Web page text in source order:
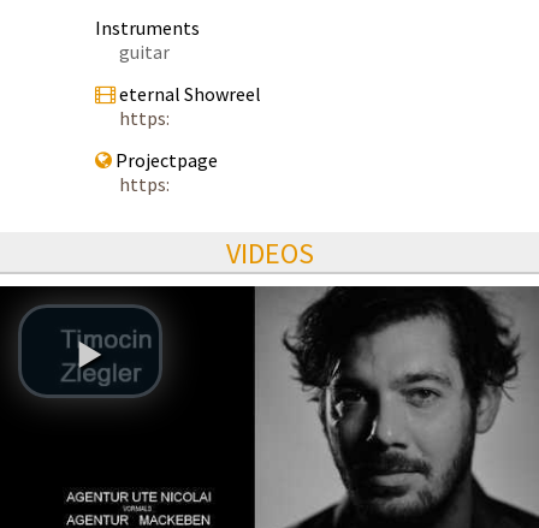
Instruments
guitar
eternal Showreel
https:
Projectpage
https:
VIDEOS